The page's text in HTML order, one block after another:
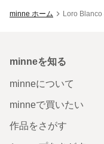
minne ホーム Loro Blanco
minneを知る
minneについて
minneで買いたい
作品をさがす